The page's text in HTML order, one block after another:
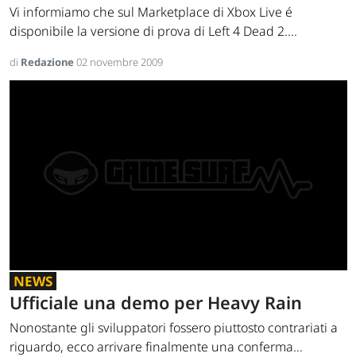
Vi informiamo che sul Marketplace di Xbox Live é
disponibile la versione di prova di Left 4 Dead 2....
di Redazione02 novembre 2009
NEWS
Ufficiale una demo per Heavy Rain
Nonostante gli sviluppatori fossero piuttosto contrariati a
riguardo, ecco arrivare finalmente una conferma...